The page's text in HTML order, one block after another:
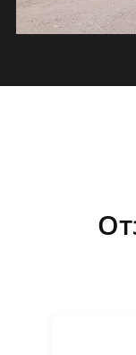
ведущий консультант